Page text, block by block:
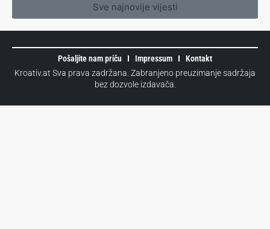
Sve najnovije vijesti
Pošaljite nam priču Impressum
Kontakt
Kroativ.at Sva prava zadržana. Zabranjeno preuzimanje sadržaja
bez dozvole izdavača.